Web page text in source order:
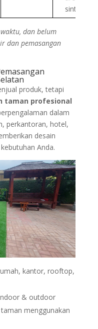
sintetis
dan belum
dan pemasangan
produk, tetapi
taman profesional
dalam
perkantoran, hotel,
desain
Anda.
kantor, rooftop,
& outdoor
menggunakan